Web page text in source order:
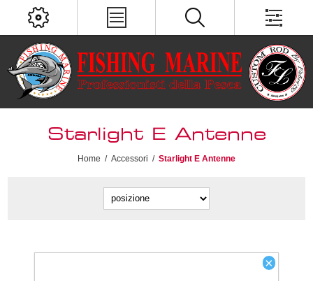
Starlight E Antenne
Home / Accessori / Starlight E Antenne
×